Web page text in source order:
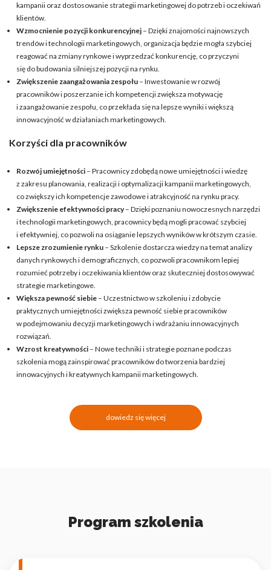
kampanii oraz dostosowanie strategii marketingowej do potrzeb i oczekiwań
klientów.
Wzmocnienie pozycji konkurencyjnej – Dzięki znajomości najnowszych
trendów i technologii marketingowych, organizacja będzie mogła szybciej
reagować na zmiany rynkowe i wyprzedzać konkurencję, co przyczyni
się do budowania silniejszej pozycji na rynku.
Zwiększenie zaangażowania zespołu – Inwestowanie w rozwój
pracowników i poszerzanie ich kompetencji zwiększa motywację
i zaangażowanie zespołu, co przekłada się na lepsze wyniki i większą
innowacyjność w działaniach marketingowych.
Korzyści dla pracowników
Rozwój umiejętności – Pracownicy zdobędą nowe umiejętności i wiedzę
z zakresu planowania, realizacji i optymalizacji kampanii marketingowych,
co zwiększy ich kompetencje zawodowe i atrakcyjność na rynku pracy.
Zwiększenie efektywności pracy– Dzięki poznaniu nowoczesnych narzędzi
i technologii marketingowych, pracownicy będą mogli pracować szybciej
i efektywniej, co pozwoli na osiąganie lepszych wyników w krótszym czasie.
Lepsze zrozumienie rynku – Szkolenie dostarcza wiedzy na temat analizy
danych rynkowych i demograficznych, co pozwoli pracownikom lepiej
rozumieć potrzeby i oczekiwania klientów oraz skuteczniej dostosowywać
strategie marketingowe.
Większa pewność siebie – Uczestnictwo w szkoleniu i zdobycie
praktycznych umiejętności zwiększa pewność siebie pracowników
w podejmowaniu decyzji marketingowych i wdrażaniu innowacyjnych
rozwiązań.
Wzrost kreatywności – Nowe techniki i strategie poznane podczas
szkolenia mogą zainspirować pracowników do tworzenia bardziej
innowacyjnych i kreatywnych kampanii marketingowych.
dowiedz się więcej
Program szkolenia